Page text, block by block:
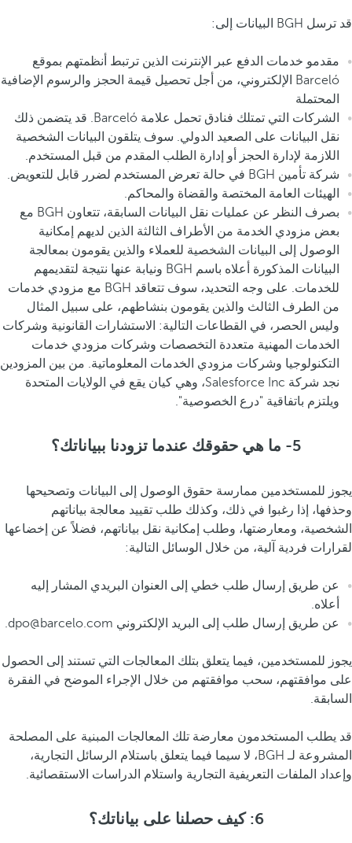
قد ترسل BGH البيانات إلى:
مقدمو خدمات الدفع عبر الإنترنت الذين ترتبط أنظمتهم بموقع
Barceló الإلكتروني، من أجل تحصيل قيمة الحجز والرسوم الإضافية
المحتملة
الشركات التي تمتلك فنادق تحمل علامة Barceló. قد يتضمن ذلك
نقل البيانات على الصعيد الدولي. سوف يتلقون البيانات الشخصية
اللازمة لإدارة الحجز أو إدارة الطلب المقدم من قبل المستخدم.
شركة تأمين BGH في حالة تعرض المستخدم لضرر قابل للتعويض.
الهيئات العامة المختصة والقضاة والمحاكم.
بصرف النظر عن عمليات نقل البيانات السابقة، تتعاون BGH مع
بعض مزودي الخدمة من الأطراف الثالثة الذين لديهم إمكانية
الوصول إلى البيانات الشخصية للعملاء والذين يقومون بمعالجة
البيانات المذكورة أعلاه باسم BGH ونيابة عنها نتيجة لتقديمهم
للخدمات. على وجه التحديد، سوف تتعاقد BGH مع مزودي خدمات
من الطرف الثالث والذين يقومون بنشاطهم، على سبيل المثال
وليس الحصر، في القطاعات التالية: الاستشارات القانونية وشركات
الخدمات المهنية متعددة التخصصات وشركات مزودي خدمات
التكنولوجيا وشركات مزودي الخدمات المعلوماتية. من بين المزودين
نجد شركة Salesforce Inc، وهي كيان يقع في الولايات المتحدة
ويلتزم باتفاقية "درع الخصوصية".
5- ما هي حقوقك عندما تزودنا ببياناتك؟
يجوز للمستخدمين ممارسة حقوق الوصول إلى البيانات وتصحيحها
وحذفها، إذا رغبوا في ذلك، وكذلك طلب تقييد معالجة بياناتهم
الشخصية، ومعارضتها، وطلب إمكانية نقل بياناتهم، فضلاً عن إخضاعها
لقرارات فردية آلية، من خلال الوسائل التالية:
عن طريق إرسال طلب خطي إلى العنوان البريدي المشار إليه
أعلاه.
عن طريق إرسال طلب إلى البريد الإلكتروني dpo@barcelo.com.
يجوز للمستخدمين، فيما يتعلق بتلك المعالجات التي تستند إلى الحصول
على موافقتهم، سحب موافقتهم من خلال الإجراء الموضح في الفقرة
السابقة.
قد يطلب المستخدمون معارضة تلك المعالجات المبنية على المصلحة
المشروعة لـ BGH، لا سيما فيما يتعلق باستلام الرسائل التجارية،
وإعداد الملفات التعريفية التجارية واستلام الدراسات الاستقصائية.
6: كيف حصلنا على بياناتك؟